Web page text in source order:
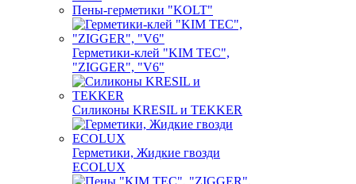
Пены-герметики "KOLT"
Герметики-клей "KIM TEС",
"ZIGGER", "V6"
Силиконы KRESIL и TEKKER
Герметики, Жидкие гвозди
ECOLUX